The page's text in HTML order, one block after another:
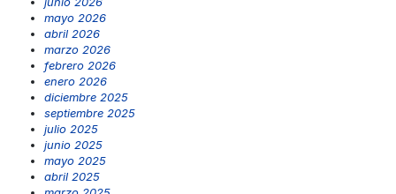
mayo 2026
abril 2026
marzo 2026
febrero 2026
enero 2026
diciembre 2025
septiembre 2025
julio 2025
junio 2025
mayo 2025
abril 2025